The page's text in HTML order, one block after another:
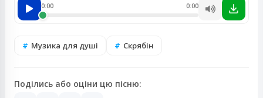
0:00 0:00
Музика для душі Скрябін
Поділись або оціни цю пісню: